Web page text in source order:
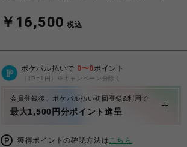
￥16,500 税込
ポケパル払いで 0〜0ポイント
（1P=1円）※キャンペーン分除く
会員登録後、ポケパル払い初回登録&利用で
最大1,500円分ポイント進呈
獲得ポイントの確認方法はこちら